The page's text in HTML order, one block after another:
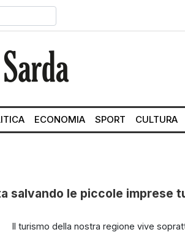
ECONOMIA SPORT CULTURA
salvando le piccole imprese
Il turismo della nostra regione vive